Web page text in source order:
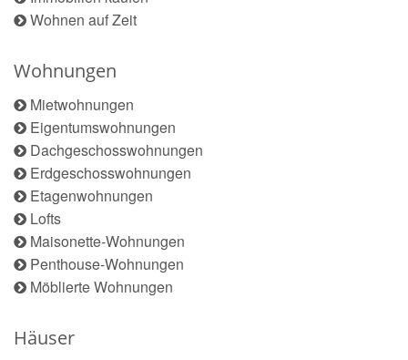
Wohnen auf Zeit
Wohnungen
Mietwohnungen
Eigentumswohnungen
Dachgeschosswohnungen
Erdgeschosswohnungen
Etagenwohnungen
Lofts
Maisonette-Wohnungen
Penthouse-Wohnungen
Möblierte Wohnungen
Häuser